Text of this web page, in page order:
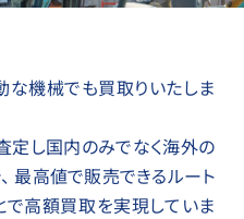
機械でも買取りいたしま
定し国内のみでなく海外の
最高値で販売できるルート
高額買取を実現していま